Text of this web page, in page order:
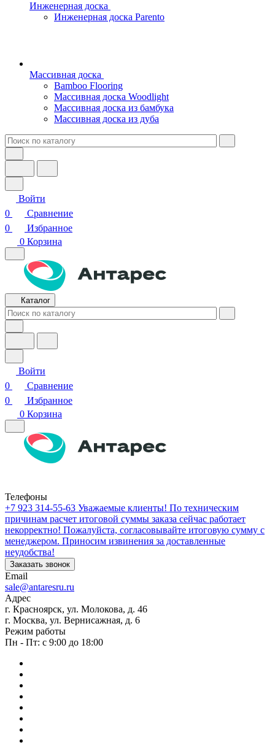
Инженерная доска
Инженерная доска Parento
Массивная доска
Bamboo Flooring
Массивная доска Woodlight
Массивная доска из бамбука
Массивная доска из дуба
Войти
0
Сравнение
0
Избранное
0 Корзина
Каталог
Войти
0
Сравнение
0
Избранное
0 Корзина
Телефоны
+7 923 314-55-63 Уважаемые клиенты! По техническим
причинам расчет итоговой суммы заказа сейчас работает
некорректно! Пожалуйста, согласовывайте итоговую сумму с
менеджером. Приносим извинения за доставленные
неудобства!
Заказать звонок
Email
sale@antaresru.ru
Адрес
г. Красноярск, ул. Молокова, д. 46
г. Москва, ул. Вернисажная, д. 6
Режим работы
Пн - Пт: с 9:00 до 18:00